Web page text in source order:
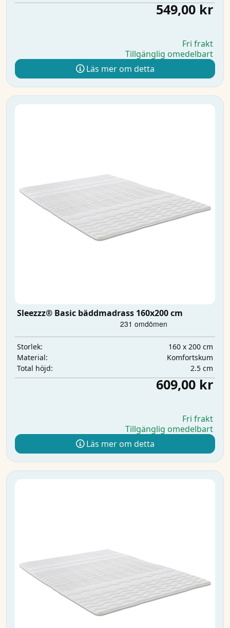
549,00 kr
Fri frakt
Tillgänglig omedelbart
Läs mer om detta
Sleezzz® Basic bäddmadrass 160x200 cm
Storlek:
160 x 200 cm
Material:
Komfortskum
Total höjd:
2.5 cm
609,00 kr
Fri frakt
Tillgänglig omedelbart
Läs mer om detta